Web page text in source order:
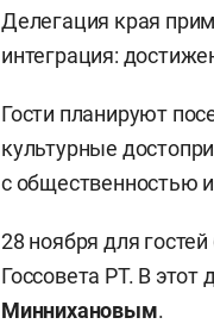
Делегация края
интеграция:
Гости планируют
культурные
с общественностью
28 ноября для
Госсовета РТ. В
Миннихановым.